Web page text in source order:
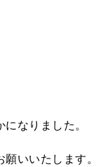
なりました。
いいたします。